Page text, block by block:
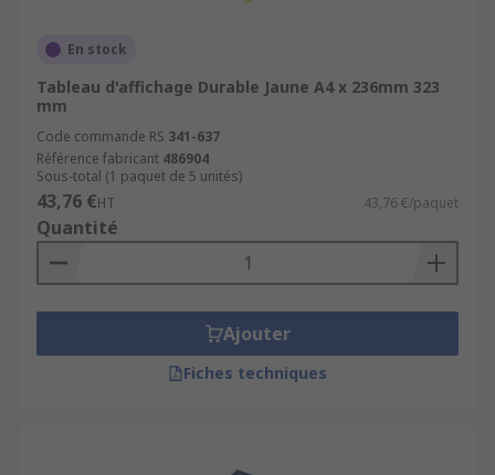
En stock
Tableau d'affichage Durable Jaune A4 x 236mm 323
mm
Code commande RS 341-637
Référence fabricant 486904
Sous-total (1 paquet de 5 unités)
43,76 €HT 43,76 €/paquet
Quantité
Ajouter
Fiches techniques